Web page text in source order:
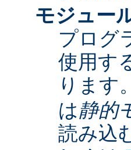
モジュー
プログ
使用す
ります
は静的
読み込